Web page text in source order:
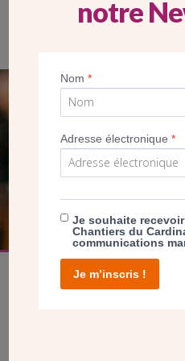
Une chapelle est dédiée à saint
lépreux de Molokaï. Église Saint-
SEUL VOTRE DON
NOUS PERMET D’AGIR
FAIRE
notre
Nom*
Adresse électronique*
Je souhaite
Chantiers du
communications
Je m’inscris !